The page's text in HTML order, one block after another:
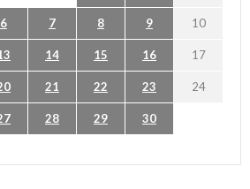
6 7 8 9 10
14 15 16 17
21 22 23 24
28 29
30